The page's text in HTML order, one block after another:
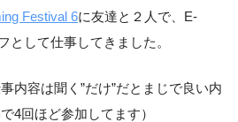
Festival 6に友達と２人で、E-
として仕事してきました。
内容は聞く”だけ”だとまじで良い内
で4回ほど参加してます）